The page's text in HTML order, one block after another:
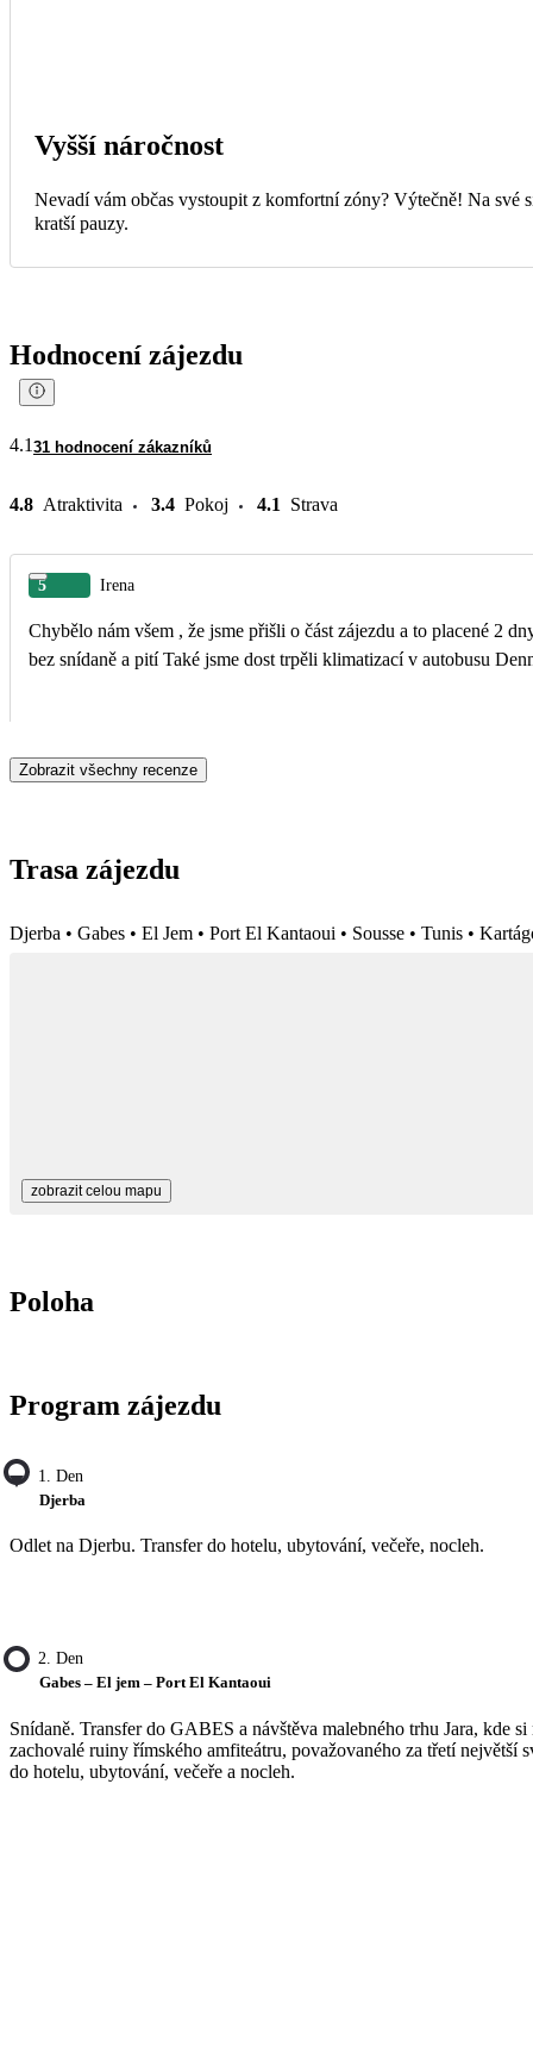
Vyšší náročnost
Nevadí vám občas vystoupit z komfortní zóny? Výtečně! Na své
kratší pauzy.
Hodnocení zájezdu
4.1 31 hodnocení zákazníků
4.8 Atraktivita 3.4 Pokoj 4.1 Strava
5 Irena
Chybělo nám všem , že jsme přišli o část zájezdu a to placené 2
Zobrazit všechny recenze
Trasa zájezdu
Djerba • Gabes • El Jem • Port El Kantaoui • Sousse • Tunis •
zobrazit celou mapu
Poloha
Program zájezdu
1. Den
Djerba
Odlet na Djerbu. Transfer do hotelu, ubytování, večeře, nocleh.
2. Den
Gabes – El jem – Port El Kantaoui
Snídaně. Transfer do GABES a návštěva malebného trhu Jara, kde
zachovalé ruiny římského amfiteátru, považovaného za třetí
do hotelu, ubytování, večeře a nocleh.